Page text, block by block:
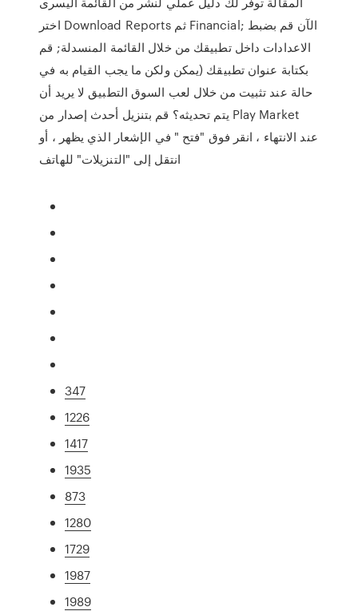
اختر Download Reports ثم Financial; الآن قم بضبط
الاعدادات داخل تطبيقك من خلال القائمة المنسدلة; قم
بكتابة عنوان تطبيقك (يمكن ولكن ما يجب القيام به في
حالة عند تثبيت من خلال لعب السوق التطبيق لا يريد أن
يتم تحديثه؟ قم بتنزيل أحدث إصدار من Play Market
عند الانتهاء ، انقر فوق "فتح " في الإشعار الذي يظهر ، أو
انتقل إلى "التنزيلات" للهاتف
347
1226
1417
1935
873
1280
1729
1987
1989